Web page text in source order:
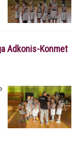
Adkonis-Konmet